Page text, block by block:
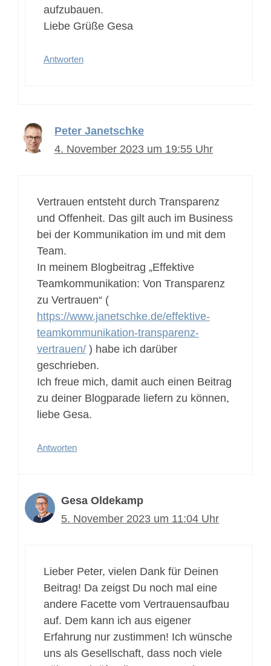
aufzubauen.
Liebe Grüße Gesa
Antworten
Peter Janetschke
4. November 2023 um 19:55 Uhr
Vertrauen entsteht durch Transparenz
und Offenheit. Das gilt auch im Business
bei der Kommunikation im und mit dem
Team.
In meinem Blogbeitrag „Effektive
Teamkommunikation: Von Transparenz
zu Vertrauen“ (
https://www.janetschke.de/effektive-
teamkommunikation-transparenz-
vertrauen/ ) habe ich darüber
geschrieben.
Ich freue mich, damit auch einen Beitrag
zu deiner Blogparade liefern zu können,
liebe Gesa.
Antworten
Gesa Oldekamp
5. November 2023 um 11:04 Uhr
Lieber Peter, vielen Dank für Deinen
Beitrag! Da zeigst Du noch mal eine
andere Facette vom Vertrauensaufbau
auf. Dem kann ich aus eigener
Erfahrung nur zustimmen! Ich wünsche
uns als Gesellschaft, dass noch viele